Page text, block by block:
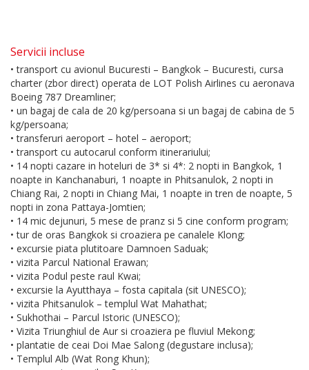
Servicii incluse
• transport cu avionul Bucuresti – Bangkok – Bucuresti, cursa
charter (zbor direct) operata de LOT Polish Airlines cu aeronava
Boeing 787 Dreamliner;
• un bagaj de cala de 20 kg/persoana si un bagaj de cabina de 5
kg/persoana;
• transferuri aeroport – hotel – aeroport;
• transport cu autocarul conform itinerariului;
• 14 nopti cazare in hoteluri de 3* si 4*: 2 nopti in Bangkok, 1
noapte in Kanchanaburi, 1 noapte in Phitsanulok, 2 nopti in
Chiang Rai, 2 nopti in Chiang Mai, 1 noapte in tren de noapte, 5
nopti in zona Pattaya-Jomtien;
• 14 mic dejunuri, 5 mese de pranz si 5 cine conform program;
• tur de oras Bangkok si croaziera pe canalele Klong;
• excursie piata plutitoare Damnoen Saduak;
• vizita Parcul National Erawan;
• vizita Podul peste raul Kwai;
• excursie la Ayutthaya – fosta capitala (sit UNESCO);
• vizita Phitsanulok – templul Wat Mahathat;
• Sukhothai – Parcul Istoric (UNESCO);
• Vizita Triunghiul de Aur si croaziera pe fluviul Mekong;
• plantatie de ceai Doi Mae Salong (degustare inclusa);
• Templul Alb (Wat Rong Khun);